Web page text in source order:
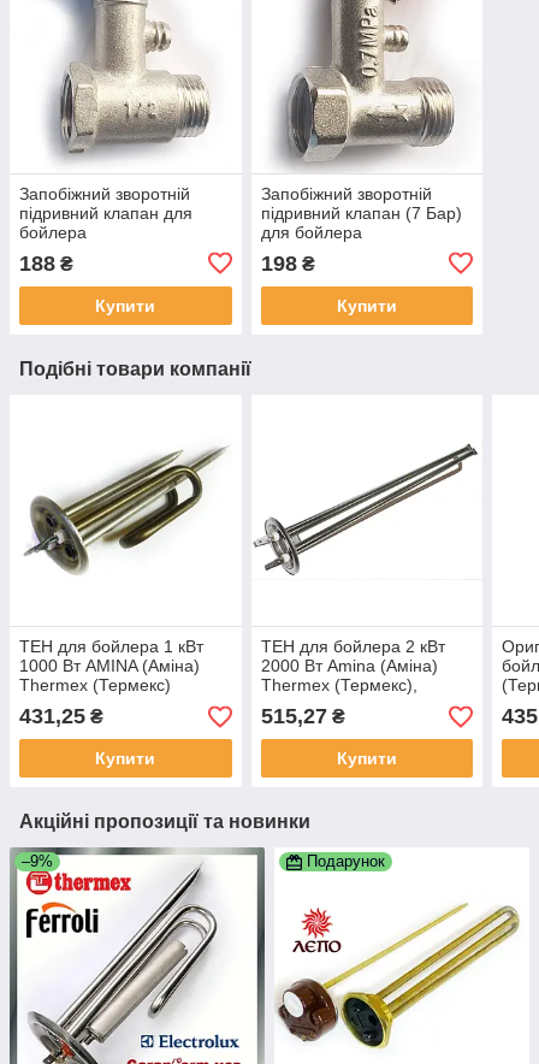
Запобіжний зворотній
підривний клапан для
бойлера
188 ₴
Купити
Запобіжний зворотній
підривний клапан (7 Бар)
для бойлера
198₴
Купити
Подібні товари компанії
ТЕН для бойлера 1 кВт
1000 Вт AMINA (Аміна)
Thermex (Термекс)
431,25 ₴
Купити
ТЕН для бойлера 2 кВт
2000 Вт Amina (Аміна)
Thermex (Термекс),
Garanterm (Гарантерм)
515,27₴
Купити
435
Акційні пропозиції та новинки
–9% Подарунок